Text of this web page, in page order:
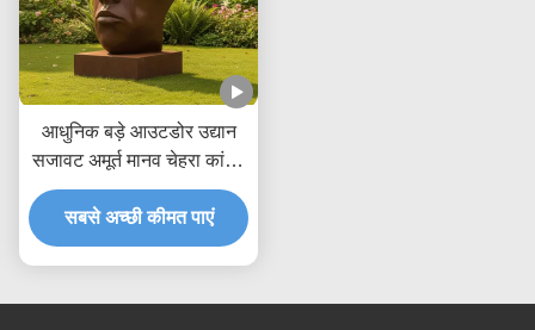
आधुनिक बड़े आउटडोर उद्यान
सजावट अमूर्त मानव चेहरा कांस्य
मूर्तिकला प्राचीन धातु कला मूर्ति
परिदृश्य पार्क यार्ड सजावट के
लिए
सबसे अच्छी कीमत पाएं